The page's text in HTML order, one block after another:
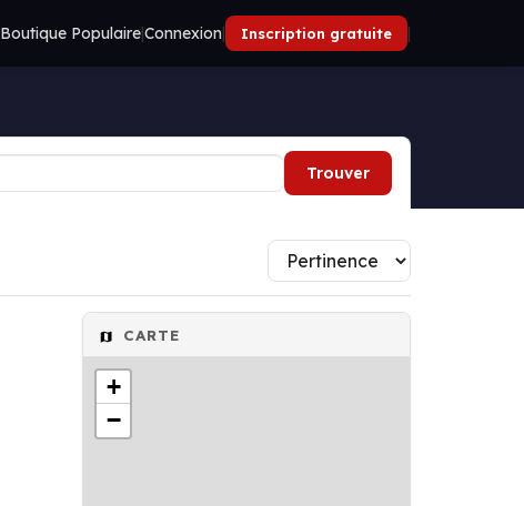
Boutique Populaire|Connexion| Inscription gratuite |
Trouver
CARTE
+
−